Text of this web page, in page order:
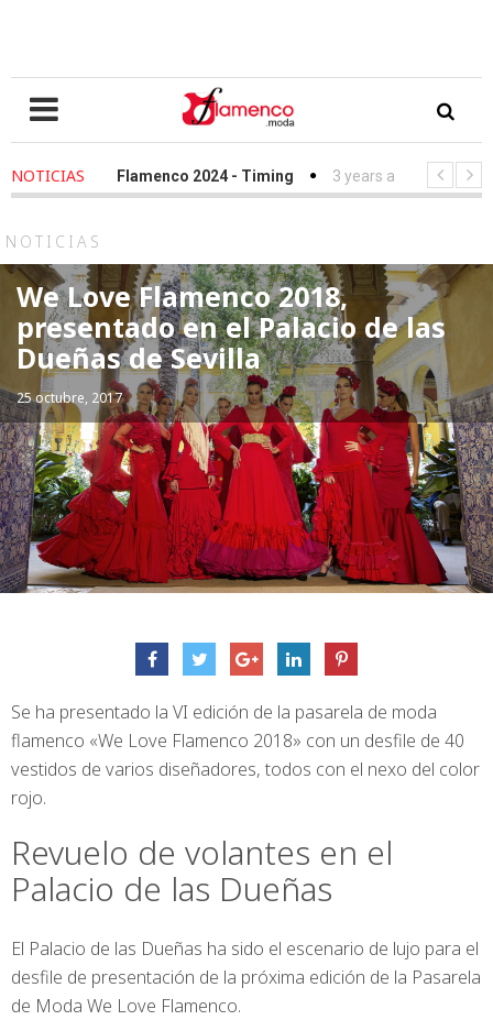
NOTICIAS
We Love Flamenco 2024 - Timing 3 years ago - Simof 2023 -
NOTICIAS
We Love Flamenco 2018,
presentado en el Palacio de las
Dueñas de Sevilla
25 octubre, 2017
Se ha presentado la VI edición de la pasarela de moda
flamenco «We Love Flamenco 2018» con un desfile de 40
vestidos de varios diseñadores, todos con el nexo del color
rojo.
Revuelo de volantes en el
Palacio de las Dueñas
El Palacio de las Dueñas ha sido el escenario de lujo para el
desfile de presentación de la próxima edición de la Pasarela
de Moda We Love Flamenco.